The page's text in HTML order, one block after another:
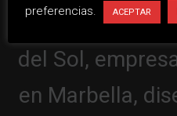
preferencias.
ACEPTAR